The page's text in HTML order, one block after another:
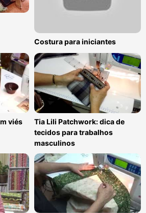
Costura para iniciantes
viés
Tia Lili Patchwork: dica de
tecidos para trabalhos
masculinos